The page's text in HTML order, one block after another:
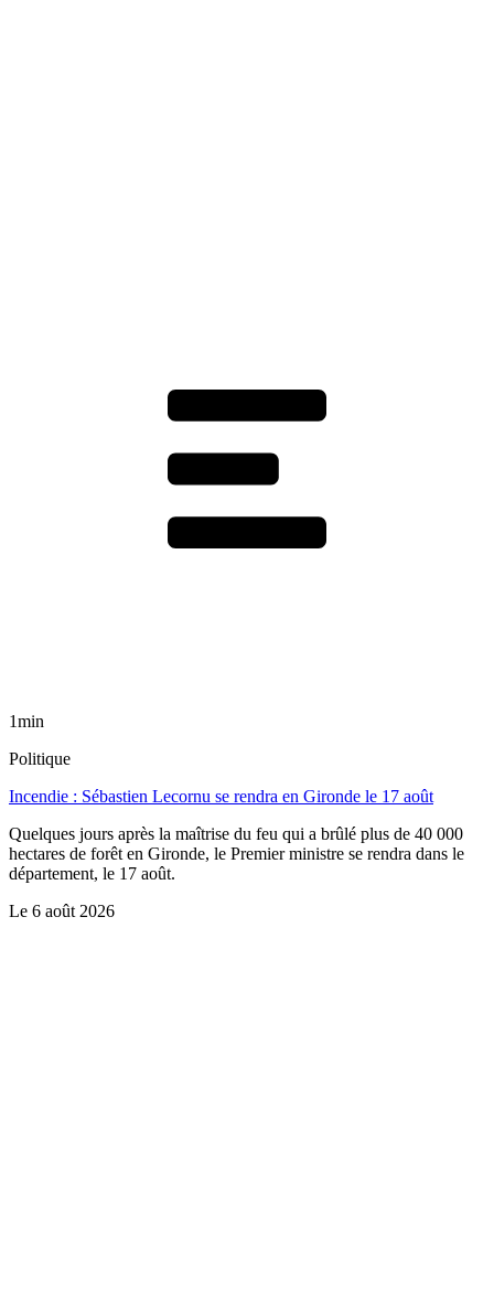
1min
Politique
Incendie : Sébastien Lecornu se rendra en Gironde le 17 août
Quelques jours après la maîtrise du feu qui a brûlé plus de 40 000
hectares de forêt en Gironde, le Premier ministre se rendra dans le
département, le 17 août.
Le 6 août 2026